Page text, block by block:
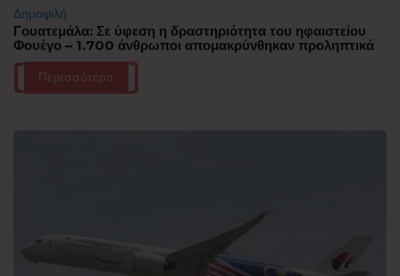
Δημοφιλή
Γουατεμάλα: Σε ύφεση η δραστηριότητα του ηφαιστείου
Φουέγο – 1.700 άνθρωποι απομακρύνθηκαν προληπτικά
Περισσότερα